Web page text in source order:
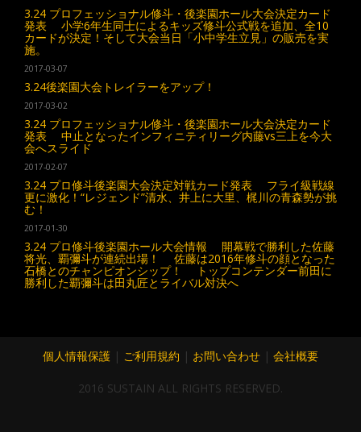
3.24 プロフェッショナル修斗・後楽園ホール大会決定カード
発表 小学6年生同士によるキッズ修斗公式戦を追加、全10
カードが決定！そして大会当日「小中学生立見」の販売を実
施。
2017-03-07
3.24後楽園大会トレイラーをアップ！
2017-03-02
3.24 プロフェッショナル修斗・後楽園ホール大会決定カード
発表 中止となったインフィニティリーグ内藤vs三上を今大
会へスライド
2017-02-07
3.24 プロ修斗後楽園大会決定対戦カード発表 フライ級戦線
更に激化！“レジェンド”清水、井上に大里、梶川の青森勢が挑
む！
2017-01-30
3.24 プロ修斗後楽園ホール大会情報 開幕戦で勝利した佐藤
将光、覇彌斗が連続出場！ 佐藤は2016年修斗の顔となった
石橋とのチャンピオンシップ！ トップコンテンダー前田に
勝利した覇彌斗は田丸匠とライバル対決へ
個人情報保護 | ご利用規約 | お問い合わせ | 会社概要
2016 SUSTAIN ALL RIGHTS RESERVED.